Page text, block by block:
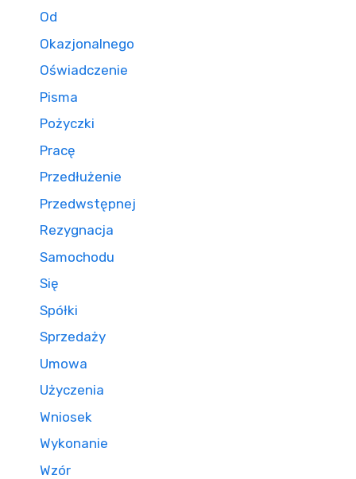
Od
Okazjonalnego
Oświadczenie
Pisma
Pożyczki
Pracę
Przedłużenie
Przedwstępnej
Rezygnacja
Samochodu
Się
Spółki
Sprzedaży
Umowa
Użyczenia
Wniosek
Wykonanie
Wzór